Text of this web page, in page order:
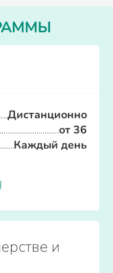
Дистанционно
от 36
Каждый день
и